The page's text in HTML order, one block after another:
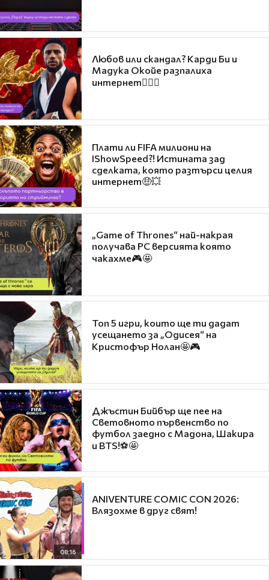
Любов или скандал? Карди Би и
Мадука Окойе разпалиха
интернет❤️‍🔥🔥
Плати ли FIFA милиони на
IShowSpeed?! Истината зад
сделката, която разтърси целия
интернет🤑💥
„Game of Thrones“ най-накрая
получава PC версията която
чакахме🎮🤩
Топ 5 игри, които ще ти дадат
усещането за „Одисея“ на
Кристофър Нолан🤩🎮
Джъстин Бийбър ще пее на
Световното първенство по
футбол заедно с Мадона, Шакира
и BTS!⚽🤩
08:16
ANIVENTURE COMIC CON 2026:
Влязохме в друг свят!